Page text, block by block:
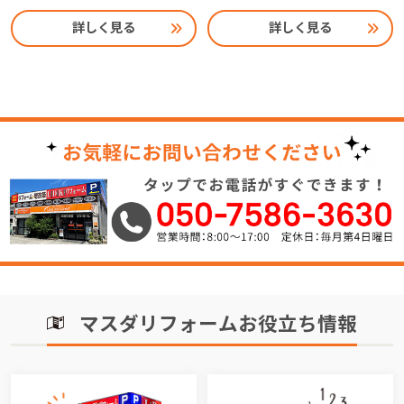
詳しく見る 詳しく見る
マスダリフォームお役立ち情報